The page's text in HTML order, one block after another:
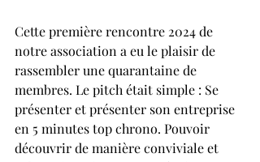
Cette première rencontre 2024 de
notre association a eu le plaisir de
rassembler une quarantaine de
membres. Le pitch était simple : Se
présenter et présenter son entreprise
en 5 minutes top chrono. Pouvoir
découvrir de manière conviviale et